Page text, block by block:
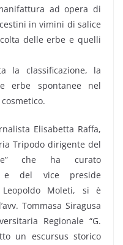
ad opera di
in vimini di salice
delle erbe e quelli
la classificazione, la
erbe spontanee nel
Elisabetta Raffa,
Tripodo dirigente del
che ha curato
e del vice preside
Leopoldo Moleti, si è
Tommasa Siragusa
Regionale “G.
un escursus storico